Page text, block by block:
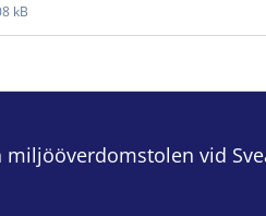
kB
miljööverdomstolen vid